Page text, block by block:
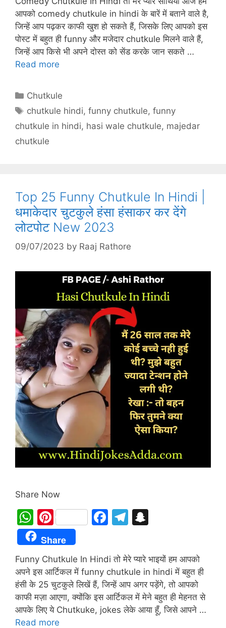
s
A
p
p
e
st
e
b
o
o
gr
a
m
p
c
h
at
आपको comedy chutkule in hindi के बारें में बताने वाले है,
जिन्हें आप पढ़कर काफी खुश हो सकते हैं, जिसके लिए आपको इस
पोस्ट में बहुत ही funny और मजेदार chutkule मिलने वाले हैं,
जिन्हें आप किसे भी अपने दोस्त को सेंड करके जान सकते …
Read more
Categories
Chutkule
Tags
chutkule hindi,funny chutkule,funny
chutkule in hindi, hasi wale chutkule, majedar
chutkule
Top 25 Funny Chutkule In Hindi |
धमाकेदार चुटकुले हंसा हंसाकर कर देंगे
लोटपोट New 2023
09/07/2023 by Raaj Rathore
Share Now
W
h
at
s
A
p
p
Pi
nt
er
e
st
F
e
b
o
o
T
e
gr
a
m
p
c
h
at
Share
Funny Chutkule In Hindi तो मेरे प्यारे भाइयों हम आपको
अपने इस आर्टिकल में funny chutkule in hindi में बहुत ही
हंसी के 25 चुटकुले लिखें हैं, जिन्हें आप अगर पड़ेंगे, तो आपको
काफी मज़ा आएगा, क्योंकि इस आर्टिकल में मेने बहुत ही मेहनत से
आपके लिए ये Chutkuke, jokes लेके आया हूँ, जिसे आपने …
Read more